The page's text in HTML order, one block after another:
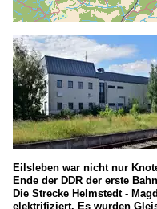
Eilsleben war nicht nur
Ende der DDR der erste
Die Strecke Helmstedt -
elektrifiziert. Es wurden